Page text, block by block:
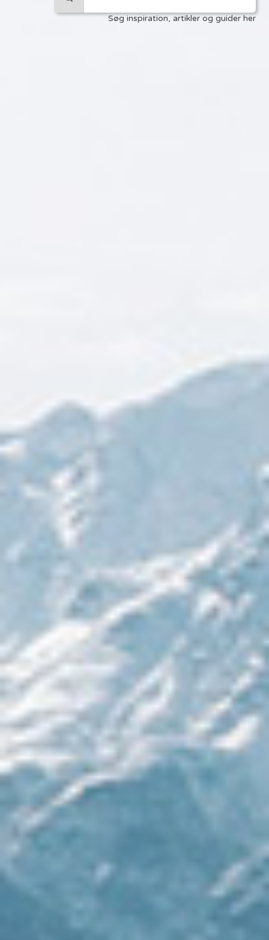
Søg inspiration, artikler og guider her